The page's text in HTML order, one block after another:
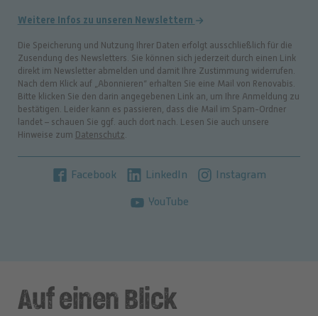
Weitere Infos zu unseren Newslettern
Die Speicherung und Nutzung Ihrer Daten erfolgt ausschließlich für die
Zusendung des Newsletters. Sie können sich jederzeit durch einen Link
direkt im Newsletter abmelden und damit Ihre Zustimmung widerrufen.
Nach dem Klick auf „Abonnieren“ erhalten Sie eine Mail von Renovabis.
Bitte klicken Sie den darin angegebenen Link an, um Ihre Anmeldung zu
bestätigen. Leider kann es passieren, dass die Mail im Spam-Ordner
landet – schauen Sie ggf. auch dort nach. Lesen Sie auch unsere
Hinweise zum Datenschutz.
Facebook LinkedIn Instagram
YouTube
Auf einen Blick